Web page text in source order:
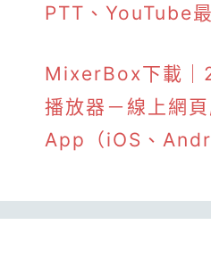
PTT、YouTube
MixerBox下載｜
播放器－線上網
App（iOS、